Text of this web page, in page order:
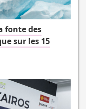
fonte des
sur les 15